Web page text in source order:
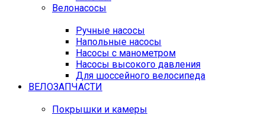
Велонасосы
Ручные насосы
Напольные насосы
Насосы с манометром
Насосы высокого давления
Для шоссейного велосипеда
ВЕЛОЗАПЧАСТИ
Покрышки и камеры